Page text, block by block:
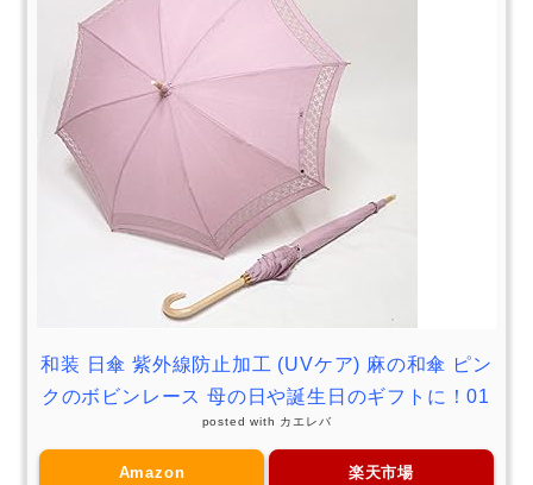
和装 日傘 紫外線防止加工 (UVケア) 麻の和傘 ピン
クのボビンレース 母の日や誕生日のギフトに！01
posted with カエレバ
Amazon 楽天市場